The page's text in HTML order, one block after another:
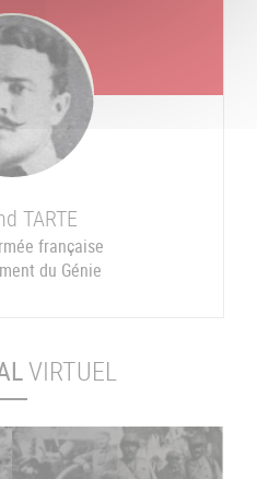
TARTE
française
du Génie
VIRTUEL